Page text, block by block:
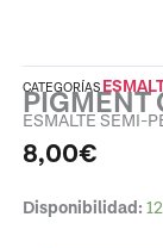
CATEGORÍAS
PIGMENT
ESMALTE SEMI-
8,00€
Disponibilidad:
PIGMENT